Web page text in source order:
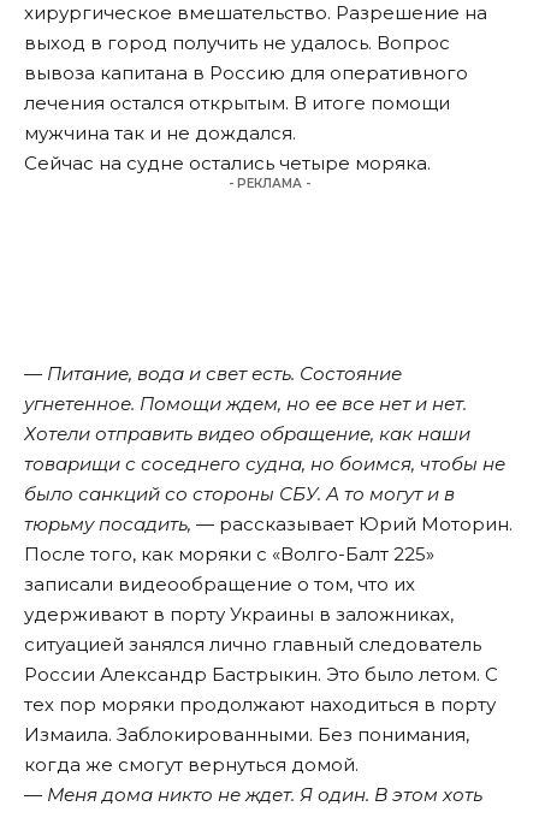
хирургическое вмешательство. Разрешение на
выход в город получить не удалось. Вопрос
вывоза капитана в Россию для оперативного
лечения остался открытым. В итоге помощи
мужчина так и не дождался.
Сейчас на судне остались четыре моряка.
- РЕКЛАМА -
— Питание, вода и свет есть. Состояние
угнетенное. Помощи ждем, но ее все нет и нет.
Хотели отправить видео обращение, как наши
товарищи с соседнего судна, но боимся, чтобы не
было санкций со стороны СБУ. А то могут и в
тюрьму посадить, — рассказывает Юрий Моторин.
После того, как моряки с «Волго-Балт 225»
записали видеообращение о том, что их
удерживают в порту Украины в заложниках,
ситуацией занялся лично главный следователь
России Александр Бастрыкин. Это было летом. С
тех пор моряки продолжают находиться в порту
Измаила. Заблокированными. Без понимания,
когда же смогут вернуться домой.
— Меня дома никто не ждет. Я один. В этом хоть